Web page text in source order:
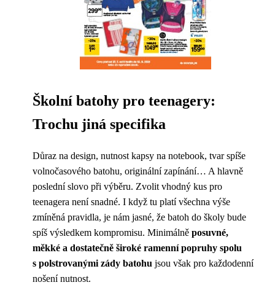
Školní batohy pro teenagery:
Trochu jiná specifika
Důraz na design, nutnost kapsy na notebook, tvar spíše
volnočasového batohu, originální zapínání… A hlavně
poslední slovo při výběru. Zvolit vhodný kus pro
teenagera není snadné. I když tu platí všechna výše
zmíněná pravidla, je nám jasné, že batoh do školy bude
spíš výsledkem kompromisu. Minimálně posuvné,
měkké a dostatečně široké ramenní popruhy spolu
s polstrovanými zády batohu jsou však pro každodenní
nošení nutnost.